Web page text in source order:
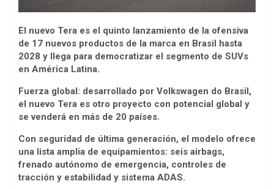
El nuevo Tera es el quinto lanzamiento de la ofensiva
de 17 nuevos productos de la marca en Brasil hasta
2028 y llega para democratizar el segmento de SUVs
en América Latina.
Fuerza global: desarrollado por Volkswagen do Brasil,
el nuevo Tera es otro proyecto con potencial global y
se venderá en más de 20 países.
Con seguridad de última generación, el modelo ofrece
una lista amplia de equipamientos: seis airbags,
frenado autónomo de emergencia, controles de
tracción y estabilidad y sistema ADAS.